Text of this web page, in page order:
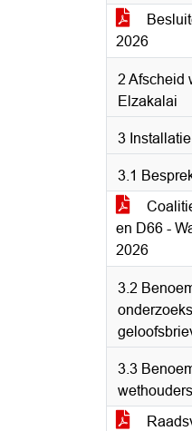
2026
2 Afscheid
Elzakalai
3
3.1
en D66 -
2026
3.2
3.3
wethouders